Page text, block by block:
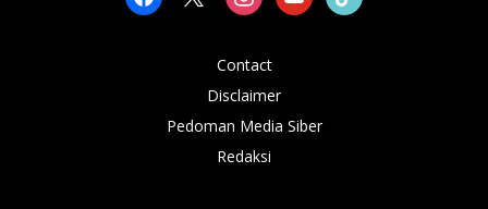
Contact
Disclaimer
Pedoman Media Siber
Redaksi